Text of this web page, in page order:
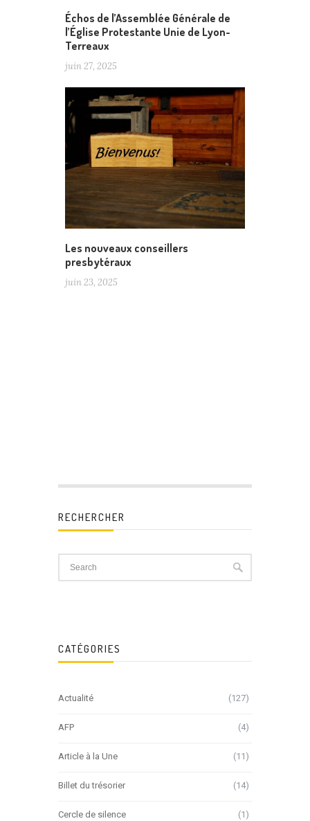
Échos de l’Assemblée Générale de
l’Église Protestante Unie de Lyon-
Terreaux
juin 27, 2025
Les nouveaux conseillers
presbytéraux
juin 23, 2025
RECHERCHER
CATÉGORIES
Actualité (127)
AFP (4)
Article à la Une (11)
Billet du trésorier (14)
Cercle de silence (1)